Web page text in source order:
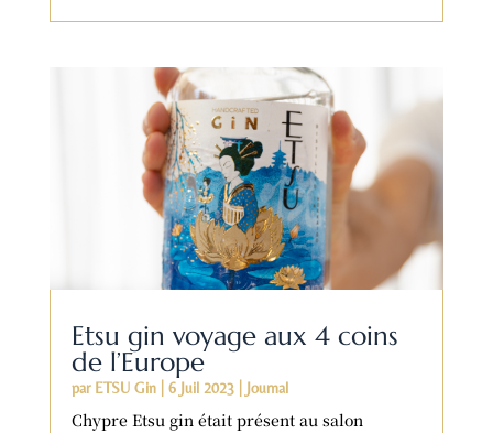
Etsu gin voyage aux 4 coins
de l’Europe
par ETSU Gin| 6 Juil 2023| Journal
Chypre Etsu gin était présent au salon